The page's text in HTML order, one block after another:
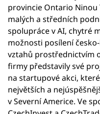
provincie Ontario
malých a středních
spolupráce v AI, chytré
možnosti posílení
vztahů prostřednictvím
firmy představily své
na startupové akci,
největších a
v Severní Americe. Ve